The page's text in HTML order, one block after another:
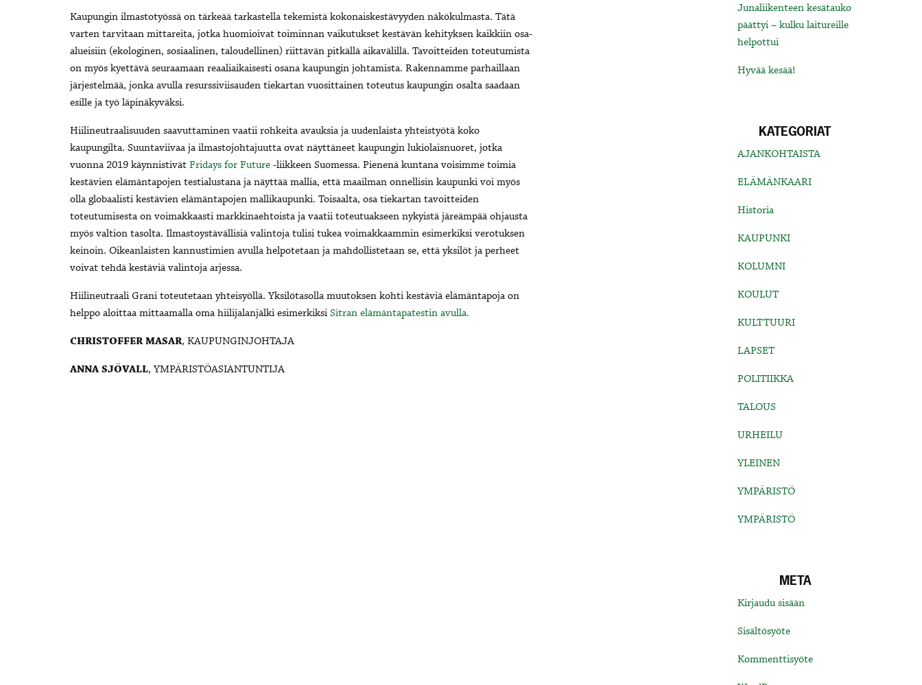
Kaupungin ilmastotyössä on tärkeää tarkastella tekemistä kokonaiskestävyyden näkökulmasta. Tätä
varten tarvitaan mittareita, jotka huomioivat toiminnan vaikutukset kestävän kehityksen kaikkiin osa-
alueisiin (ekologinen, sosiaalinen, taloudellinen) riittävän pitkällä aikavälillä. Tavoitteiden toteutumista
on myös kyettävä seuraamaan reaaliaikaisesti osana kaupungin johtamista. Rakennamme parhaillaan
järjestelmää, jonka avulla resurssiviisauden tiekartan vuosittainen toteutus kaupungin osalta saadaan
esille ja työ läpinäkyväksi.
Hiilineutraalisuuden saavuttaminen vaatii rohkeita avauksia ja uudenlaista yhteistyötä koko
kaupungilta. Suuntaviivaa ja ilmastojohtajuutta ovat näyttäneet kaupungin lukiolaisnuoret, jotka
vuonna 2019 käynnistivät Fridays for Future -liikkeen Suomessa. Pienenä kuntana voisimme toimia
kestävien elämäntapojen testialustana ja näyttää mallia, että maailman onnellisin kaupunki voi myös
olla globaalisti kestävien elämäntapojen mallikaupunki. Toisaalta, osa tiekartan tavoitteiden
toteutumisesta on voimakkaasti markkinaehtoista ja vaatii toteutuakseen nykyistä järeämpää ohjausta
myös valtion tasolta. Ilmastoystävällisiä valintoja tulisi tukea voimakkaammin esimerkiksi verotuksen
keinoin. Oikeanlaisten kannustimien avulla helpotetaan ja mahdollistetaan se, että yksilöt ja perheet
voivat tehdä kestäviä valintoja arjessa.
Hiilineutraali Grani toteutetaan yhteisyöllä. Yksilötasolla muutoksen kohti kestäviä elämäntapoja on
helppo aloittaa mittaamalla oma hiilijalanjälki esimerkiksi Sitran elämäntapatestin avulla.
CHRISTOFFER MASAR, KAUPUNGINJOHTAJA
ANNA SJÖVALL, YMPÄRISTÖASIANTUNTIJA
Junaliikenteen kesätauko
päättyi – kulku laitureille
helpottui
Hyvää kesää!
KATEGORIAT
AJANKOHTAISTA
ELÄMÄNKAARI
Historia
KAUPUNKI
KOLUMNI
KOULUT
KULTTUURI
LAPSET
POLITIIKKA
TALOUS
URHEILU
YLEINEN
YMPÄRISTÖ
YMPÄRISTÖ
META
Kirjaudu sisään
Sisältösyöte
Kommenttisyöte